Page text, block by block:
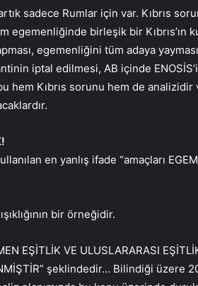
sadece Rumlar için var. Kıbrıs
egemenliğinde birleşik bir Kıbrıs’ın
egemenliğini tüm adaya
iptal edilmesi, AB içinde
hem Kıbrıs sorunu hem de analizidir
en yanlış ifade “amaçları
bir örneğidir.
EŞİTLİK VE ULUSLARARASI
şeklindedir… Bilindiği üzere